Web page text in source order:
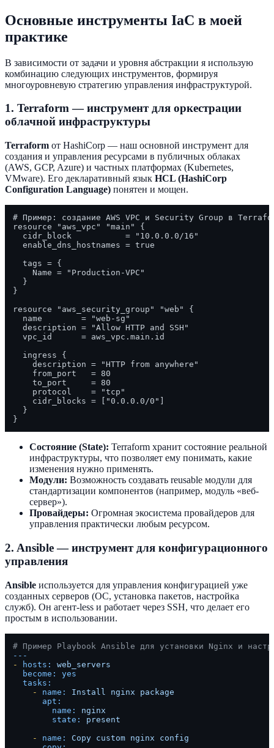
Основные инструменты IaC в моей
практике
В зависимости от задачи и уровня абстракции я использую
комбинацию следующих инструментов, формируя
многоуровневую стратегию управления инфраструктурой.
1. Terraform — инструмент для оркестрации
облачной инфраструктуры
Terraform от HashiCorp — наш основной инструмент для
создания и управления ресурсами в публичных облаках
(AWS, GCP, Azure) и частных платформах (Kubernetes,
VMware). Его декларативный язык HCL (HashiCorp
Configuration Language) понятен и мощен.
# Пример: создание AWS VPC и Security Group в
resource "aws_vpc" "main" {
  cidr_block           = "10.0.0.0/16"
  enable_dns_hostnames = true
  tags = {
    Name = "Production-VPC"
  }
}
resource "aws_security_group" "web" {
  name        = "web-sg"
  description = "Allow HTTP and SSH"
  vpc_id      = aws_vpc.main.id
  ingress {
    description = "HTTP from anywhere"
    from_port   = 80
    to_port     = 80
    protocol    = "tcp"
    cidr_blocks = ["0.0.0.0/0"]
  }
Состояние (State): Terraform хранит состояние реальной
инфраструктуры, что позволяет ему понимать, какие
изменения нужно применять.
Модули: Возможность создавать reusable модули для
стандартизации компонентов (например, модуль «веб-
сервер»).
Провайдеры: Огромная экосистема провайдеров для
управления практически любым ресурсом.
2. Ansible — инструмент для конфигурационного
управления
Ansible используется для управления конфигурацией уже
созданных серверов (ОС, установка пакетов, настройка
служб). Он агент-less и работает через SSH, что делает его
простым в использовании.
# Пример Playbook Ansible для установки Nginx и
---
-
hosts:
web_servers
become:
yes
tasks:
-
name: Install nginx
package
apt:
name:
nginx
state:
present
-
name: Copy custom nginx
config